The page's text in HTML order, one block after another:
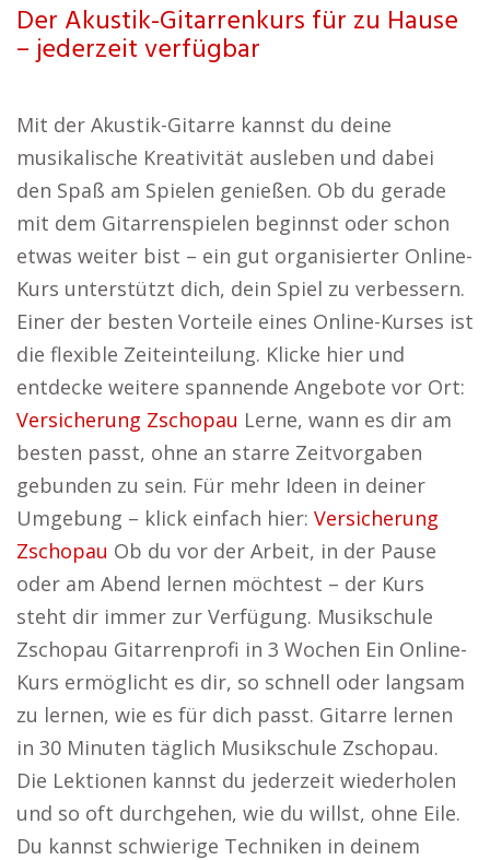
Der Akustik-Gitarrenkurs für zu Hause
– jederzeit verfügbar
Mit der Akustik-Gitarre kannst du deine
musikalische Kreativität ausleben und dabei
den Spaß am Spielen genießen. Ob du gerade
mit dem Gitarrenspielen beginnst oder schon
etwas weiter bist – ein gut organisierter Online-
Kurs unterstützt dich, dein Spiel zu verbessern.
Einer der besten Vorteile eines Online-Kurses ist
die flexible Zeiteinteilung. Klicke hier und
entdecke weitere spannende Angebote vor Ort:
Versicherung Zschopau Lerne, wann es dir am
besten passt, ohne an starre Zeitvorgaben
gebunden zu sein. Für mehr Ideen in deiner
Umgebung – klick einfach hier: Versicherung
Zschopau Ob du vor der Arbeit, in der Pause
oder am Abend lernen möchtest – der Kurs
steht dir immer zur Verfügung. Musikschule
Zschopau Gitarrenprofi in 3 Wochen Ein Online-
Kurs ermöglicht es dir, so schnell oder langsam
zu lernen, wie es für dich passt. Gitarre lernen
in 30 Minuten täglich Musikschule Zschopau.
Die Lektionen kannst du jederzeit wiederholen
und so oft durchgehen, wie du willst, ohne Eile.
Du kannst schwierige Techniken in deinem